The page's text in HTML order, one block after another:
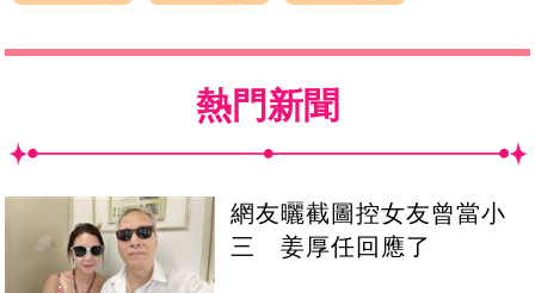
熱門新聞
網友曬截圖控女友曾當小
三 姜厚任回應了